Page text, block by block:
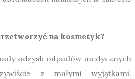
na kosmetyk?
odzysk odpadów medycznych
z małymi wyjątkami.